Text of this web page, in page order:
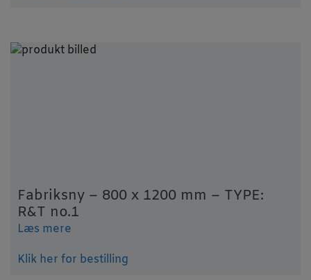
Fabriksny – 800 x 1200 mm – TYPE:
R&T no.1
Læs mere
Klik her for bestilling